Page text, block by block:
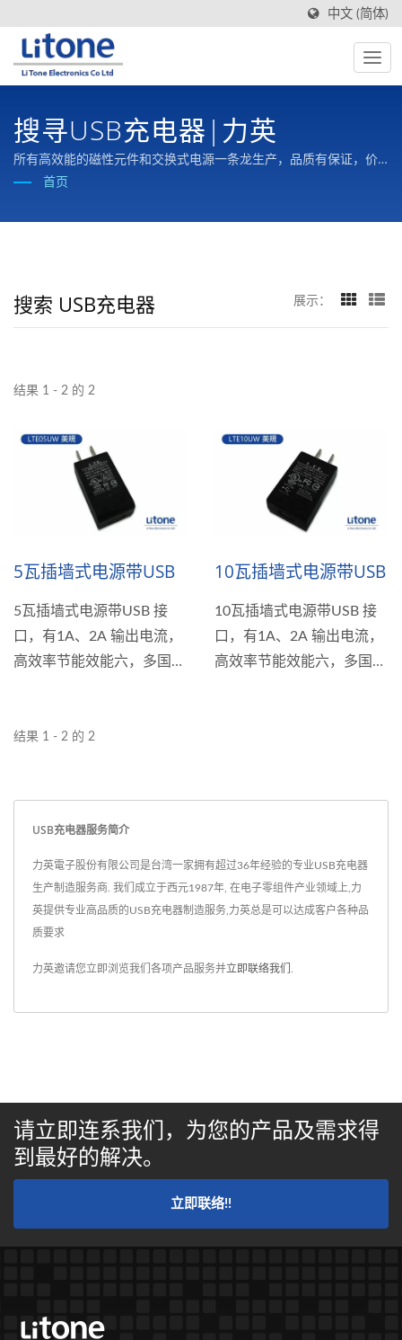
中文 (简体)
搜寻USB充电器|力英
所有高效能的磁性元件和交换式电源一条龙生产，品质有保证，价
格有竞争力。
首页
搜索 USB充电器 展示：
结果 1 - 2 的 2
5瓦插墙式电源带USB
5瓦插墙式电源带USB 接
口，有1A、2A 输出电流，
高效率节能效能六，多国安
10瓦插墙式电源带USB
10瓦插墙式电源带USB 接
口，有1A、2A 输出电流，
高效率节能效能六，多国安
结果 1 - 2 的 2
USB充电器服务简介
力英電子股份有限公司是台湾一家拥有超过36年经验的专业USB充电器
生产制造服务商. 我们成立于西元1987年, 在电子零组件产业领域上,力
英提供专业高品质的USB充电器制造服务,力英总是可以达成客户各种品
质要求
力英邀请您立即浏览我们各项产品服务并立即联络我们
请立即连系我们，为您的产品及需求得
到最好的解决。
立即联络!!